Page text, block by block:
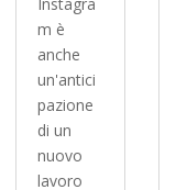
m è
anche
un'antici
pazione
di un
nuovo
lavoro